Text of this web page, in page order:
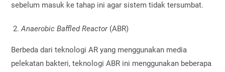
sebelum masuk ke tahap ini agar sistem tidak tersumbat.
Anaerobic Baffled Reactor(ABR)
Berbeda dari teknologi AR yang menggunakan media
pelekatan bakteri, teknologi ABR ini menggunakan beberapa